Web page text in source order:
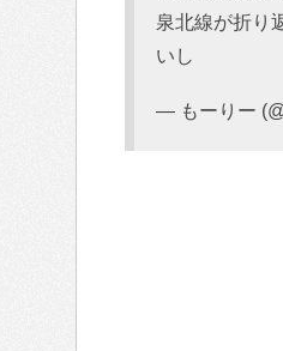
泉北線が折り
いし
— もーりー